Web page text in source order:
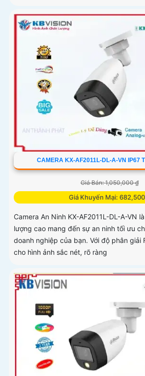
CAMERA KX-AF2011L-DL-A-VN IP67
Giá Bán: 1,050,000 ₫
Giá Khuyến Mại:
Camera An Ninh KX-AF2011L-DL-A-VN
lượng cao mang đến sự an ninh tối ưu
doanh nghiệp của bạn. Với độ phân giải
cho hình ảnh sắc nét, rõ ràng